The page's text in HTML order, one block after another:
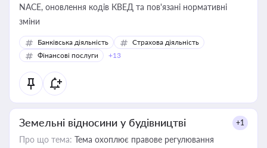
NACE, оновлення кодів КВЕД та пов'язані нормативні
зміни
Банківська діяльність
Страхова діяльність
Фінансові послуги
+13
Земельні відносини у будівництві +1
Про що тема: Тема охоплює правове регулювання